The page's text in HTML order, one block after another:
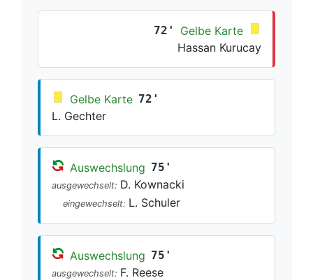
72'
Gelbe Karte
Hassan Kurucay
Gelbe Karte 72'
L. Gechter
Auswechslung 75'
ausgewechselt: D. Kownacki
eingewechselt: L. Schuler
Auswechslung 75'
ausgewechselt: F. Reese